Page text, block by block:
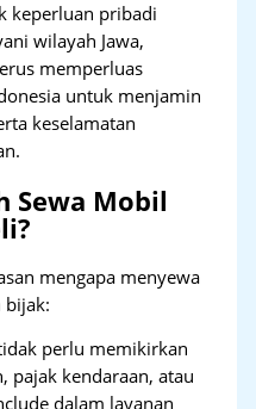
keperluan pribadi
wilayah Jawa,
memperluas
untuk menjamin
keselamatan
Sewa Mobil
mengapa menyewa
perlu memikirkan
pajak kendaraan, atau
dalam layanan